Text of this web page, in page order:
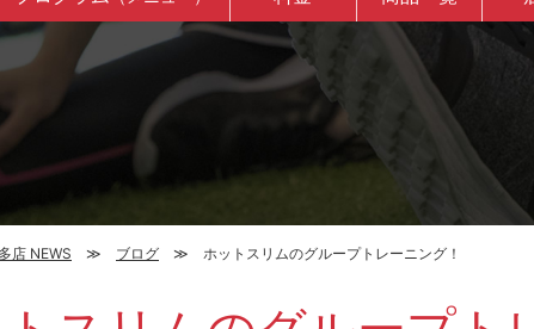
店 NEWS ブログ ホットスリムのグループトレーニング！